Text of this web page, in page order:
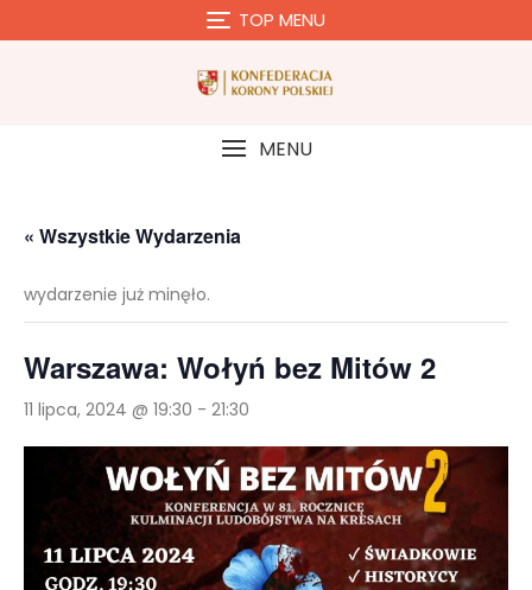
to
TOP MENU
MENU
« Wszystkie Wydarzenia
wydarzenie już minęło.
Warszawa: Wołyń bez Mitów 2
11 lipca, 2024 @ 19:30 - 21:30